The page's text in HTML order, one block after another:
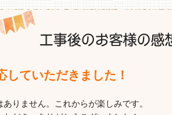
工事後のお客様の感
していただきました！
りません。これからが楽しみです。